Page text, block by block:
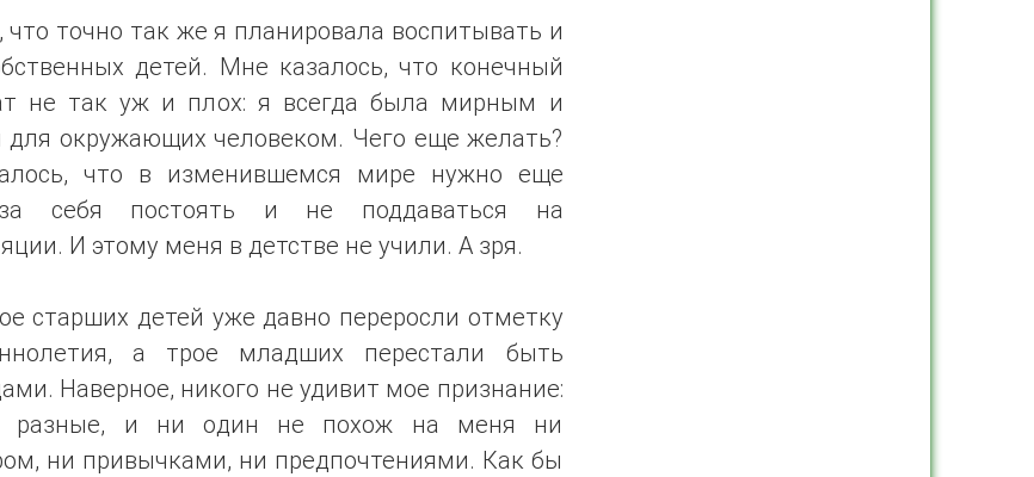
что точно так же я планировала воспитывать и
детей. Мне казалось, что конечный
не так уж и плох: я всегда была мирным и
окружающих человеком. Чего еще желать?
что в изменившемся мире нужно еще
себя постоять и не поддаваться на
И этому меня в детстве не учили. А зря.
старших детей уже давно переросли отметку
а трое младших перестали быть
Наверное, никого не удивит мое признание:
разные, и ни один не похож на меня ни
ни привычками, ни предпочтениями. Как бы